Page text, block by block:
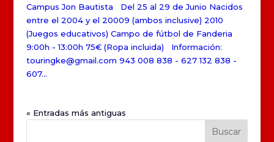
Campus Jon Bautista Del 25 al 29 de Junio Nacidos
entre el 2004 y el 20009 (ambos inclusive) 2010
(Juegos educativos) Campo de fútbol de Fanderia
9:00h - 13:00h 75€ (Ropa incluida) Información:
touringke@gmail.com 943 008 838 - 627 132 838 -
607...
« Entradas más antiguas